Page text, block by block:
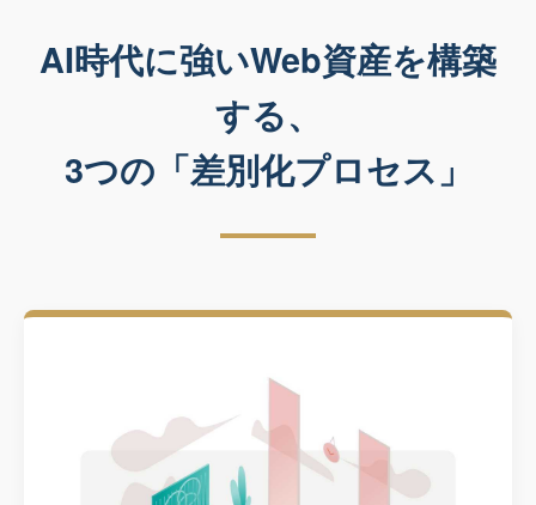
AI時代に強いWeb資産を構築
する、
3つの「差別化プロセス」